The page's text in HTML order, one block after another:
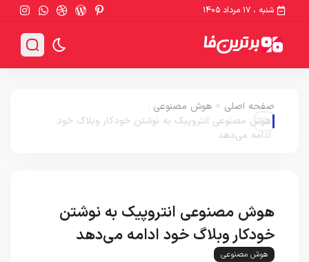
شنبه ، ۱۷ مرداد ۱۴۰۵
صفحه اصلی > هوش مصنوعی :
هوش مصنوعی انتروپیک به نوشتن خودکار وبلاگ خود
ادامه می‌دهد
هوش مصنوعی انتروپیک به نوشتن
خودکار وبلاگ خود ادامه می‌دهد
هوش مصنوعی